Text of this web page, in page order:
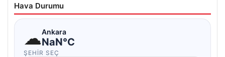
Hava Durumu
☁Ankara
NaN°C
ŞEHIR SEÇ